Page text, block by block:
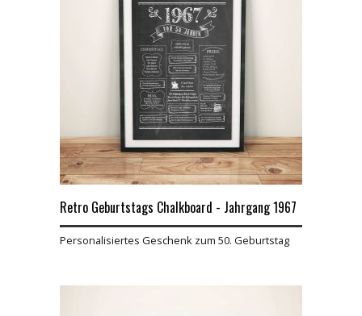
Retro Geburtstags Chalkboard - Jahrgang 1967
Personalisiertes Geschenk zum 50. Geburtstag